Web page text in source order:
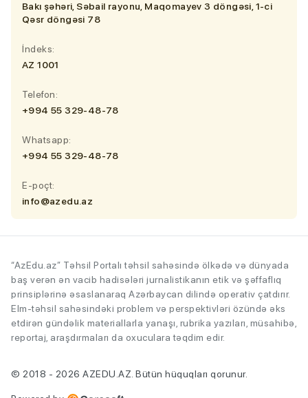
Bakı şəhəri, Səbail rayonu, Maqomayev 3 döngəsi, 1-ci
Qəsr döngəsi 78
İndeks:
AZ 1001
Telefon:
+994 55 329-48-78
Whatsapp:
+994 55 329-48-78
E-poçt:
info@azedu.az
“AzEdu.az” Təhsil Portalı təhsil sahəsində ölkədə və dünyada
baş verən ən vacib hadisələri jurnalistikanın etik və şəffaflıq
prinsiplərinə əsaslanaraq Azərbaycan dilində operativ çatdırır.
Elm-təhsil sahəsindəki problem və perspektivləri özündə əks
etdirən gündəlik materiallarla yanaşı, rubrika yazıları, müsahibə,
reportaj, araşdırmaları da oxuculara təqdim edir.
© 2018 - 2026 AZEDU.AZ. Bütün hüquqları qorunur.